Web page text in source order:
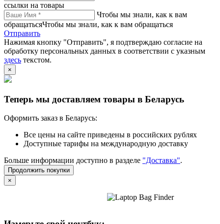
ссылки на товары
Чтобы мы знали, как к вам
обращатьсяЧтобы мы знали, как к вам обращаться
Отправить
Нажимая кнопку "Отправить", я подтверждаю согласие на
обработку персональных данных в соответствии с указным
здесь текстом.
×
Теперь мы доставляем товары в Беларусь
Оформить заказ в Беларусь:
Все цены на сайте приведены в российских рублях
Доступные тарифы на международную доставку
Больше информации доступно в разделе "Доставка".
Продолжить покупки
×